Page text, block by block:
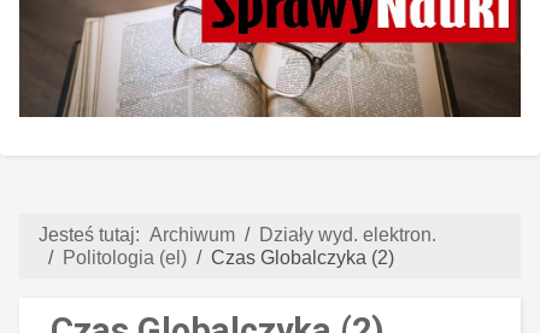
Jesteś tutaj: Archiwum
Działy wyd. elektron.
Politologia (el)
Czas Globalczyka (2)